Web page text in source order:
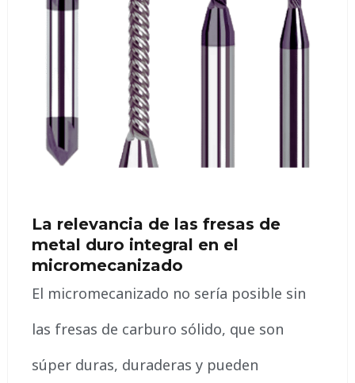
La relevancia de las fresas de
metal duro integral en el
micromecanizado
El micromecanizado no sería posible sin
las fresas de carburo sólido, que son
súper duras, duraderas y pueden